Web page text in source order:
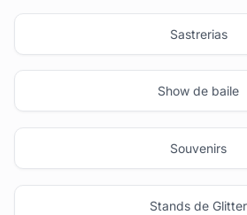
Sastrerias
Show de baile
Souvenirs
Stands de Glitter